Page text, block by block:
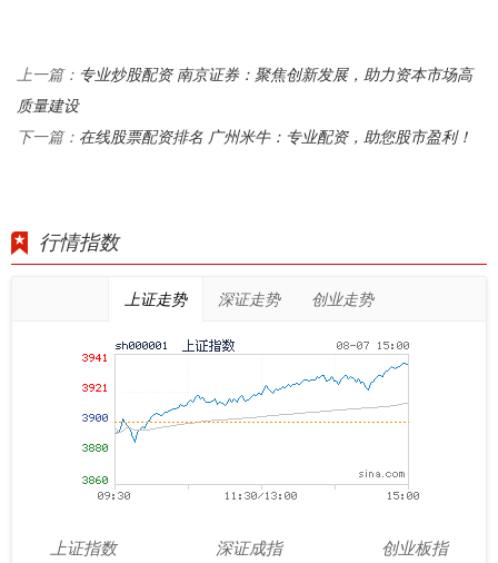
上一篇： 专业炒股配资 南京证券：聚焦创新发展，助力资本市场高
质量建设
下一篇： 在线股票配资排名 广州米牛：专业配资，助您股市盈利！
行情指数
上证走势 深证走势 创业走势
上证指数
深证成指
创业板指